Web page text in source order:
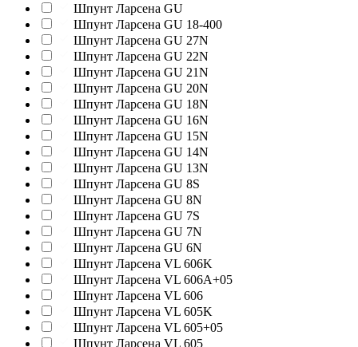
Шпунт Ларсена GU
Шпунт Ларсена GU 18-400
Шпунт Ларсена GU 27N
Шпунт Ларсена GU 22N
Шпунт Ларсена GU 21N
Шпунт Ларсена GU 20N
Шпунт Ларсена GU 18N
Шпунт Ларсена GU 16N
Шпунт Ларсена GU 15N
Шпунт Ларсена GU 14N
Шпунт Ларсена GU 13N
Шпунт Ларсена GU 8S
Шпунт Ларсена GU 8N
Шпунт Ларсена GU 7S
Шпунт Ларсена GU 7N
Шпунт Ларсена GU 6N
Шпунт Ларсена VL 606K
Шпунт Ларсена VL 606A+05
Шпунт Ларсена VL 606
Шпунт Ларсена VL 605K
Шпунт Ларсена VL 605+05
Шпунт Ларсена VL 605